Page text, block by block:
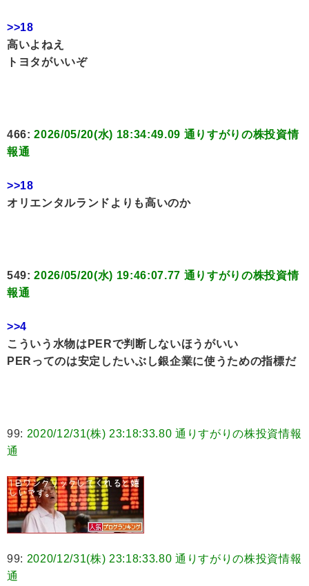
>>18
高いよねえ
トヨタがいいぞ
466:2026/05/20(水) 18:34:49.09 通りすがりの株投資情
報通
>>18
オリエンタルランドよりも高いのか
549:2026/05/20(水) 19:46:07.77 通りすがりの株投資情
報通
>>4
こういう水物はPERで判断しないほうがいい
PERってのは安定したいぶし銀企業に使うための指標だ
99: 2020/12/31(株) 23:18:33.80 通りすがりの株投資情報
通
99: 2020/12/31(株) 23:18:33.80 通りすがりの株投資情報
通